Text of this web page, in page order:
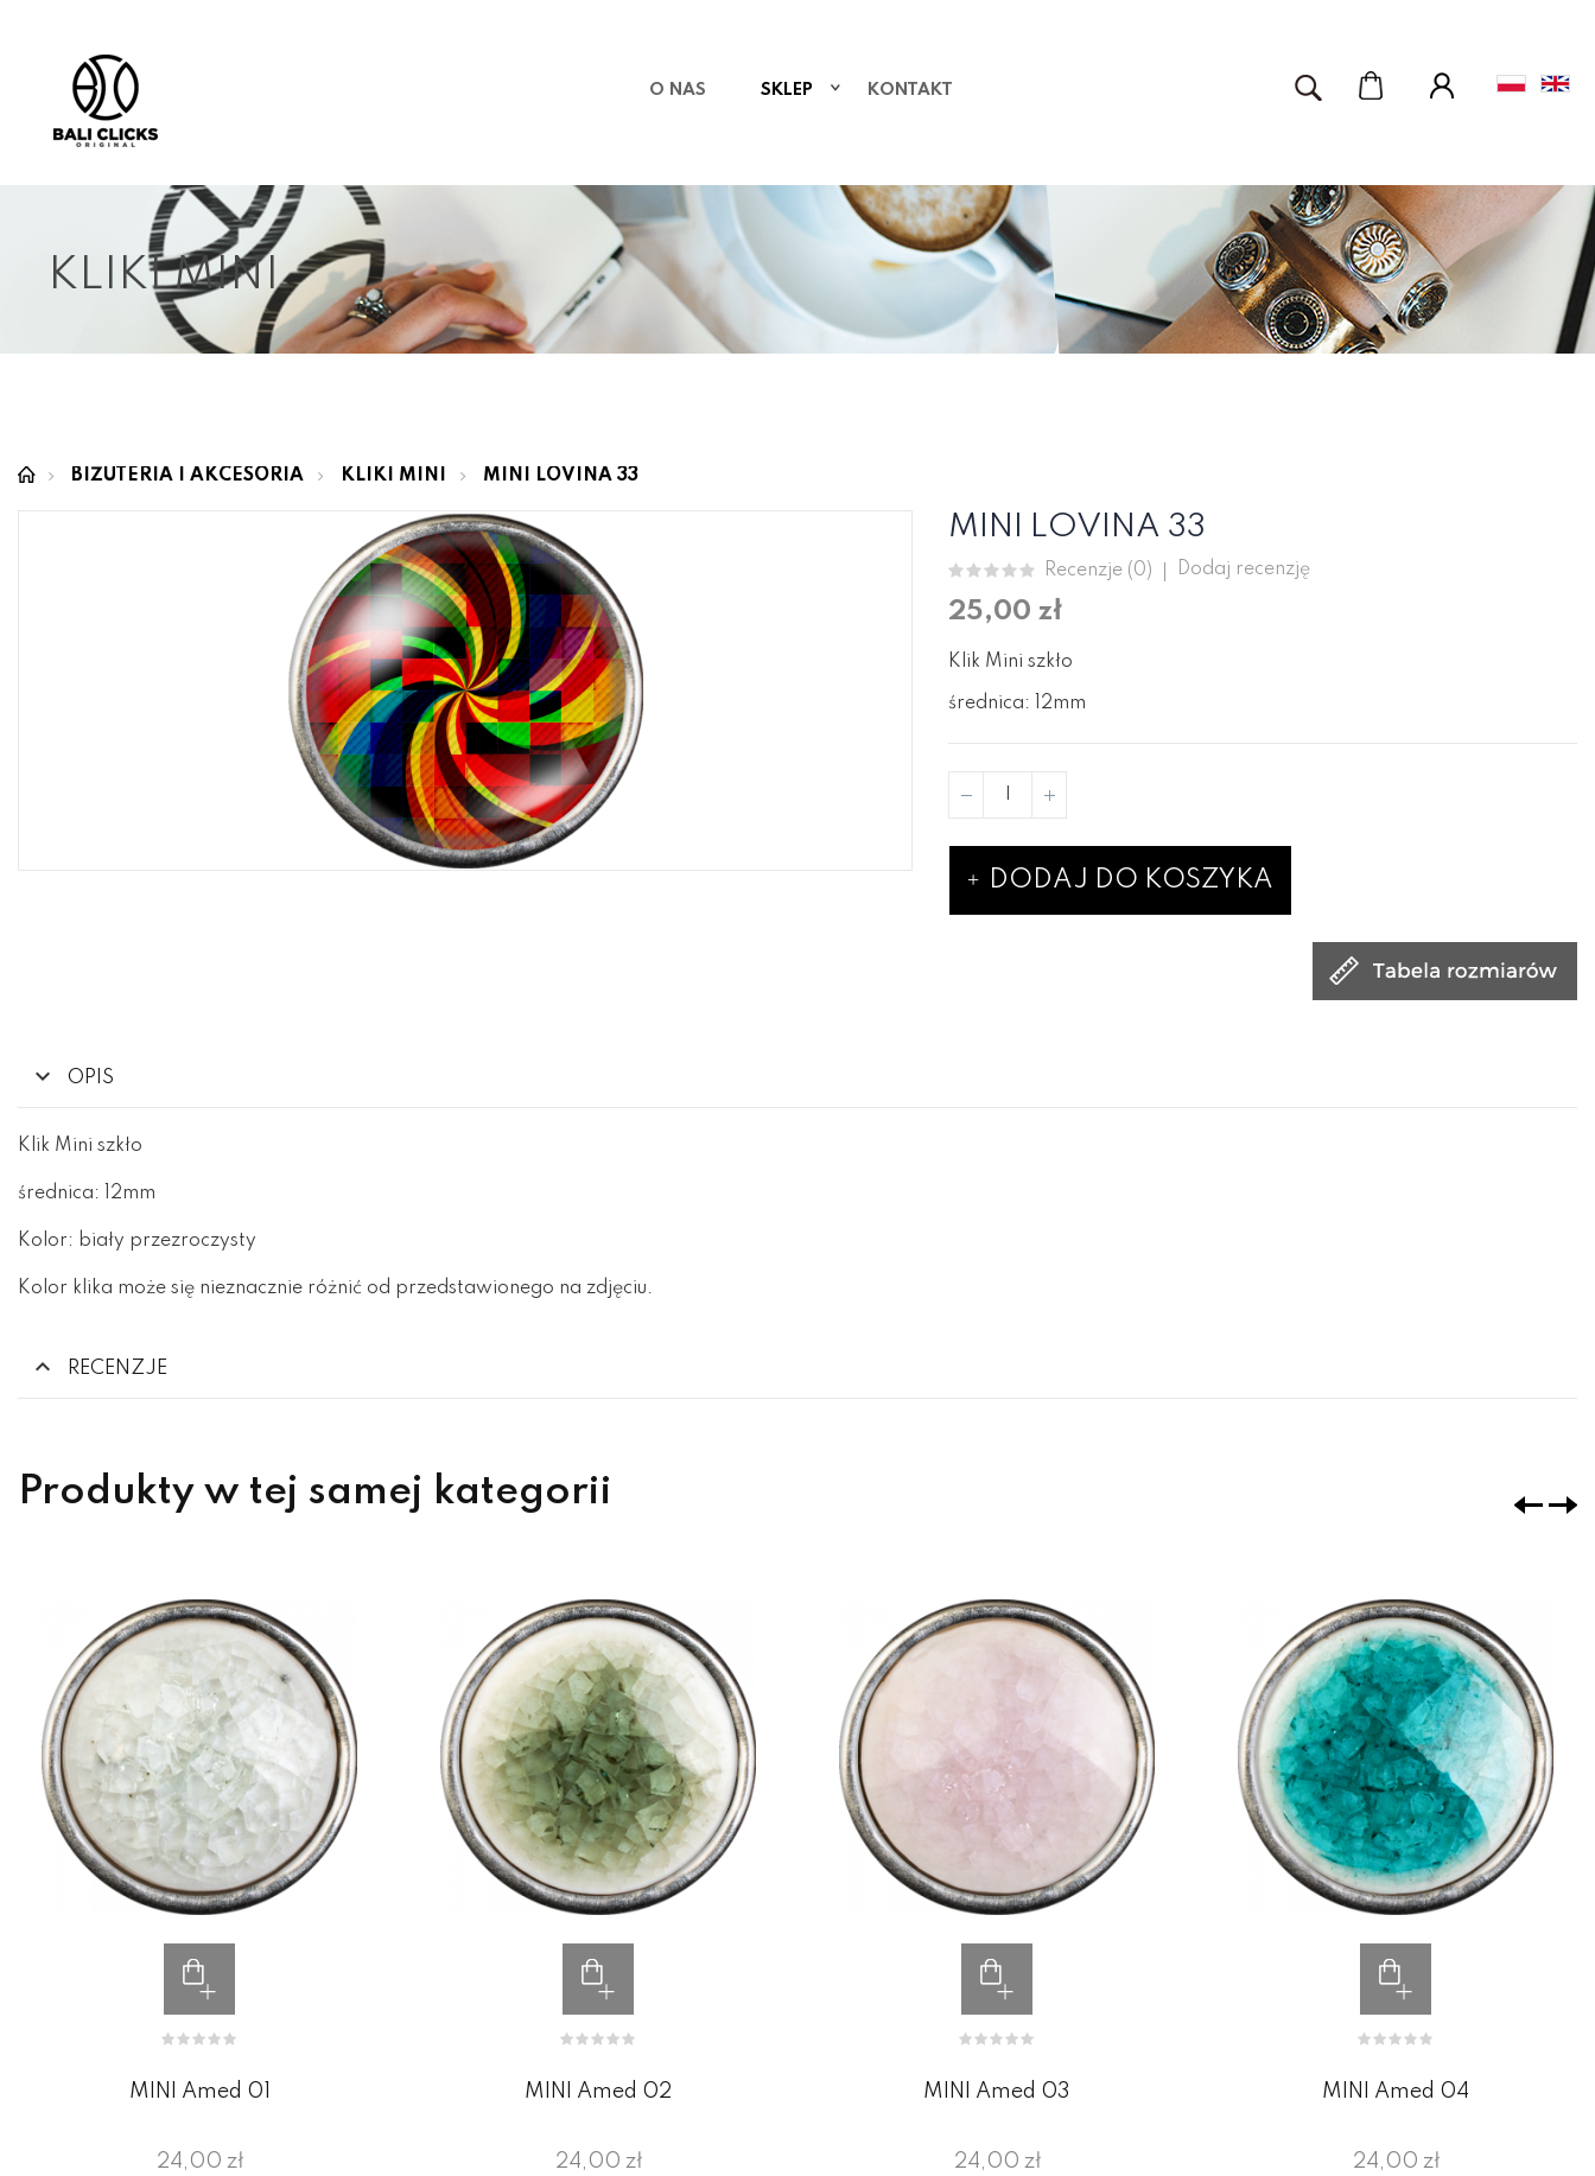
O NAS SKLEP KONTAKT
KLIKI MINI
BIŻUTERIA I AKCESORIA KLIKI MINI MINI LOVINA 33
MINI LOVINA 33
Recenzje (0) Dodaj recenzję
25,00 zł
Klik Mini szkło
średnica: 12mm
DODAJ DO KOSZYKA
OPIS
Klik Mini szkło
średnica: 12mm
Kolor: biały przezroczysty
Kolor klika może się nieznacznie różnić od przedstawionego na zdjęciu.
RECENZJE
Produkty w tej samej kategorii
MINI Amed 01
24,00 zł
MINI Amed 02
24,00 zł
MINI Amed 03
24,00 zł
MINI Amed 04
24,00 zł